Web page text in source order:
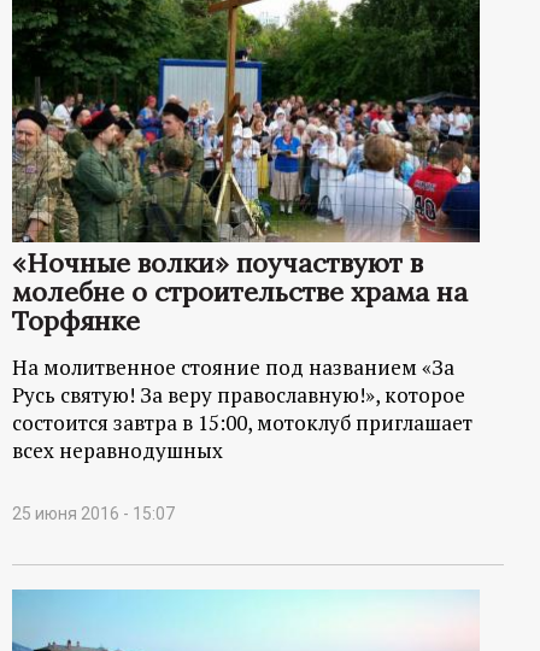
«Ночные волки» поучаствуют в
молебне о строительстве храма на
Торфянке
На молитвенное стояние под названием «За
Русь святую! За веру православную!», которое
состоится завтра в 15:00, мотоклуб приглашает
всех неравнодушных
25 июня 2016 - 15:07